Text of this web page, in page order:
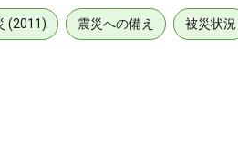
(2011) 震災への備え 被災状況